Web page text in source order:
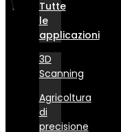
Tutte
le
applicazioni
3D
Scanning
Agricoltura
di
precisione